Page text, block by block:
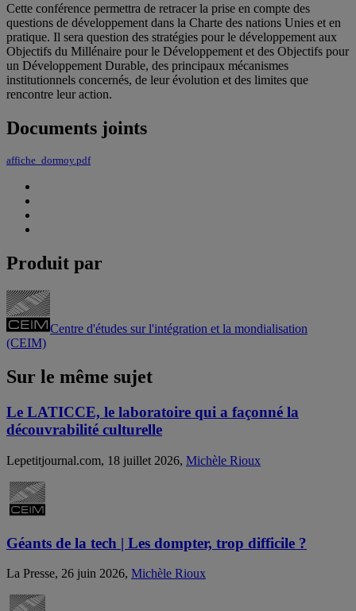
Cette conférence permettra de retracer la prise en compte des
questions de développement dans la Charte des nations Unies et en
pratique. Il sera question des stratégies pour le développement aux
Objectifs du Millénaire pour le Développement et des Objectifs pour
un Développement Durable, des principaux mécanismes
institutionnels concernés, de leur évolution et des limites que
rencontre leur action.
Documents joints
affiche_dormoy.pdf
Produit par
Centre d'études sur l'intégration et la mondialisation
(CEIM)
Sur le même sujet
Le LATICCE, le laboratoire qui a façonné la
découvrabilité culturelle
Lepetitjournal.com, 18 juillet 2026, Michèle Rioux
Géants de la tech | Les dompter, trop difficile ?
La Presse, 26 juin 2026, Michèle Rioux